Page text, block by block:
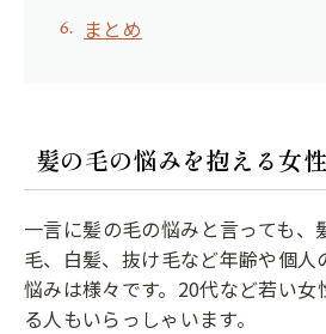
まとめ
髪の毛の悩みを抱える女
一言に髪の毛の悩みと言っても、
毛、白髪、抜け毛など年齢や個人
悩みは様々です。20代など若い女
る人もいらっしゃいます。